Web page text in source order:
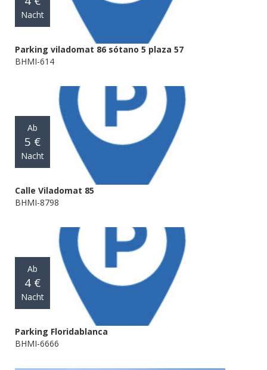
Nacht
Parking viladomat 86 sótano 5 plaza 57
BHMI-614
Ab
5 €
Nacht
Calle Viladomat 85
BHMI-8798
Ab
4 €
Nacht
Parking Floridablanca
BHMI-6666